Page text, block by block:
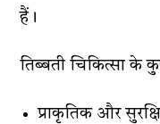
हैं।
तिब्बती चिकित्सा के
प्राकृतिक और